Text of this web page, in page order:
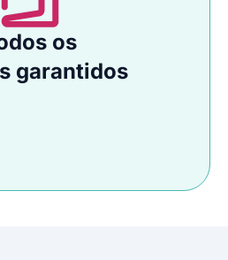
os
garantidos